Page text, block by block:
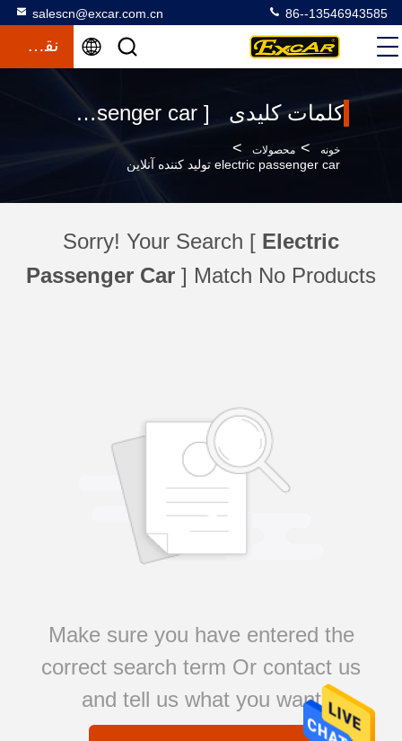
salescn@excar.com.cn 86--13546943585
نقل قول
کلمات کلیدی [ electric passenger car ] مطابقت 120 محصولات
خونه > محصولات >
electric passenger car تولید کننده آنلاین
Sorry! Your Search [ Electric
Passenger Car ] Match No Products
Make sure you have entered the
correct search term Or contact us
and tell us what you want